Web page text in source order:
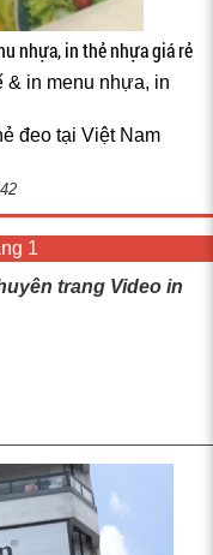
nhựa, in thẻ nhựa giá rẻ
& in menu nhựa, in
đeo tại Việt Nam
1
trang Video in